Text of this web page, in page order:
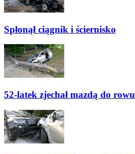
Spłonął ciągnik i ściernisko
52-latek zjechał mazdą do rowu